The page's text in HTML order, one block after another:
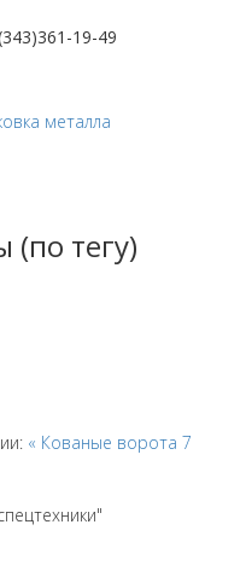
19-49
металла
тегу)
« Кованые ворота 7